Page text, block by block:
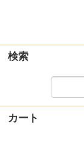
検索
カート